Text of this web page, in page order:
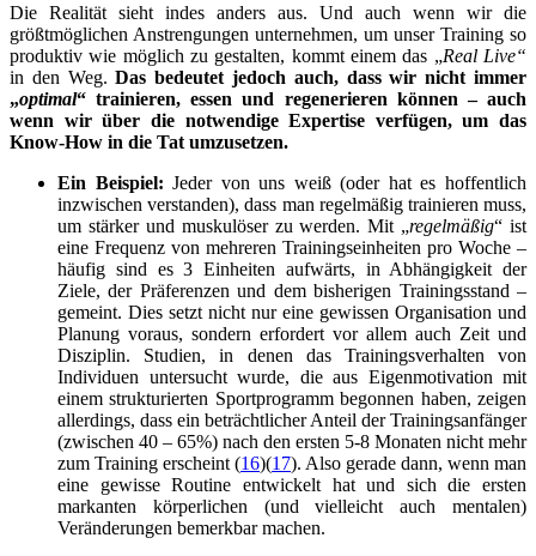
Die Realität sieht indes anders aus. Und auch wenn wir die
größtmöglichen Anstrengungen unternehmen, um unser Training so
produktiv wie möglich zu gestalten, kommt einem das „Real Live“
in den Weg.Das bedeutet jedoch auch, dass wir nicht immer
„optimal“ trainieren, essen und regenerieren können – auch
wenn wir über die notwendige Expertise verfügen, um das
Know-How in die Tat umzusetzen.
Ein Beispiel: Jeder von uns weiß (oder hat es hoffentlich
inzwischen verstanden), dass man regelmäßig trainieren muss,
um stärker und muskulöser zu werden. Mit „regelmäßig“ ist
eine Frequenz von mehreren Trainingseinheiten pro Woche –
häufig sind es 3 Einheiten aufwärts, in Abhängigkeit der
Ziele, der Präferenzen und dem bisherigen Trainingsstand –
gemeint. Dies setzt nicht nur eine gewissen Organisation und
Planung voraus, sondern erfordert vor allem auch Zeit und
Disziplin. Studien, in denen das Trainingsverhalten von
Individuen untersucht wurde, die aus Eigenmotivation mit
einem strukturierten Sportprogramm begonnen haben, zeigen
allerdings, dass ein beträchtlicher Anteil der Trainingsanfänger
(zwischen 40 – 65%) nach den ersten 5-8 Monaten nicht mehr
zum Training erscheint (16)(17). Also gerade dann, wenn man
eine gewisse Routine entwickelt hat und sich die ersten
markanten körperlichen (und vielleicht auch mentalen)
Veränderungen bemerkbar machen.